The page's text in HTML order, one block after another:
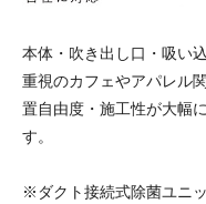
本体・吹き出し口・吸い
重視のカフェやアパレル
置自由度・施工性が大幅
す。
※ダクト接続式除菌ユニ